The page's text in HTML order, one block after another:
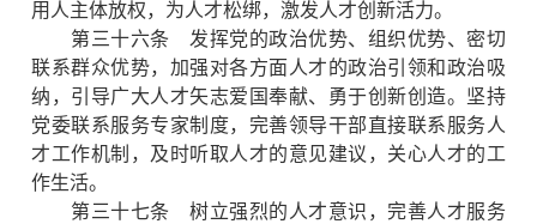
用人主体放权，为人才松绑，激发人才创新活力。
第三十六条 发挥党的政治优势、组织优势、密切
联系群众优势，加强对各方面人才的政治引领和政治吸
纳，引导广大人才矢志爱国奉献、勇于创新创造。坚持
党委联系服务专家制度，完善领导干部直接联系服务人
才工作机制，及时听取人才的意见建议，关心人才的工
作生活。
第三十七条 树立强烈的人才意识，完善人才服务